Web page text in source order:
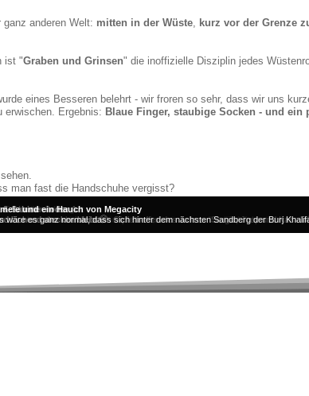
ganz anderen Welt: mitten in der Wüste, kurz vor der Grenze
ist "Graben und Grinsen" die inoffizielle Disziplin jedes
eines Besseren belehrt - wir froren so sehr, dass wir uns
erwischen. Ergebnis: Blaue Finger, staubige Socken - und ein
man fast die Handschuhe vergisst?
die Wüste flüstert
jeder Schritt im Sand klang plötzlich unendlich laut in der Stille.
Düne "Nein" sagt
als wollten sie uns demonstrativ daran erinnern: "Geländefahrer sein ist
besonderen Art
zum unwahrscheinlichsten Gipfeltreffen des Jahres: Sergio, Jeep und Kamel
Sabine – oder ...
lachend stecken bleibt 🤭.
und ein Hauch von Megacity
es ganz normal, dass sich hinter dem nächsten Sandberg der Burj